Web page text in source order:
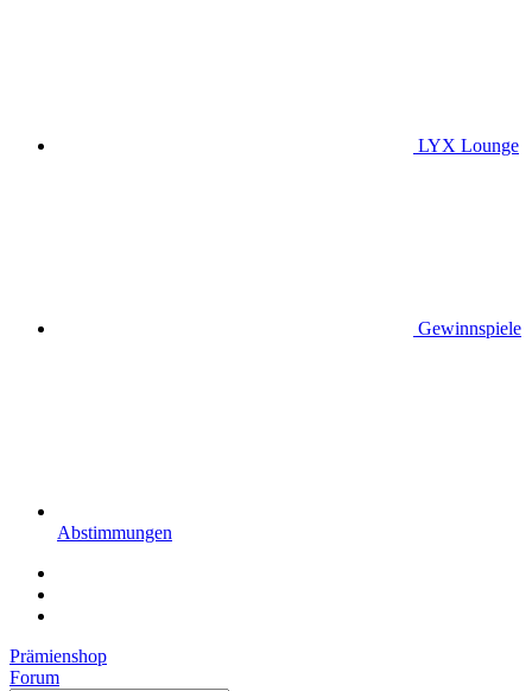
LYX Lounge
Gewinnspiele
Abstimmungen
Prämienshop
Forum